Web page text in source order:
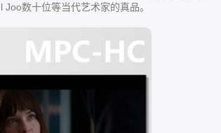
数十位等当代艺术家的真品。